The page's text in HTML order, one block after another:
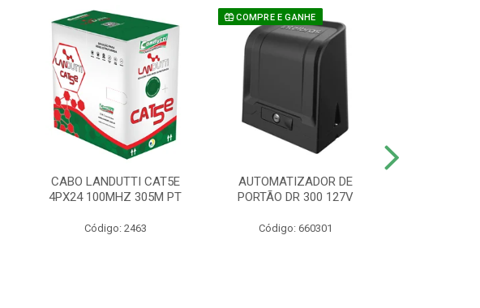
CABO LANDUTTI CAT5E
4PX24 100MHZ 305M PT
Código: 2463
COMPRE E GANHE
AUTOMATIZADOR DE
PORTÃO DR 300 127V
Código: 660301